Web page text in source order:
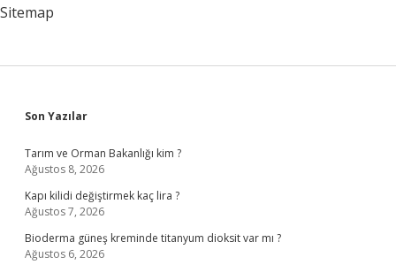
Sitemap
Sidebar
Son Yazılar
Tarım ve Orman Bakanlığı kim ?
Ağustos 8, 2026
Kapı kilidi değiştirmek kaç lira ?
Ağustos 7, 2026
Bioderma güneş kreminde titanyum dioksit var mı ?
Ağustos 6, 2026